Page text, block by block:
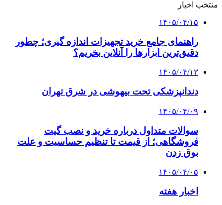
منتخب اخبار
۱۴۰۵/۰۴/۱۵
راهنمای جامع خرید تجهیزات اندازه گیری؛ چطور
دقیق‌ترین ابزارها را آنلاین بخریم؟
۱۴۰۵/۰۴/۱۳
دندانپزشکی تحت بیهوشی در شرق تهران
۱۴۰۵/۰۴/۰۹
سوالات متداول درباره خرید و نصب گیت
فروشگاهی؛ از قیمت تا تنظیم حساسیت و علت
بوق زدن
۱۴۰۵/۰۴/۰۵
اخبار هفته